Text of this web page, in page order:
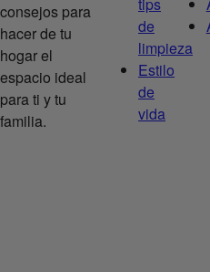
consejos para
hacer de tu
hogar el
espacio ideal
para ti y tu
familia.
de
limpieza
Estilo
de
vida